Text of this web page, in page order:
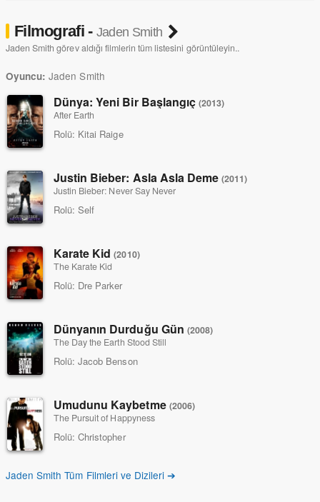
Filmografi - Jaden Smith
Jaden Smith görev aldığı filmlerin tüm listesini görüntüleyin..
Oyuncu: Jaden Smith
Dünya: Yeni Bir Başlangıç (2013)
After Earth
Rolü: Kitai Raige
Justin Bieber: Asla Asla Deme(2011)
Justin Bieber: Never Say Never
Rolü: Self
Karate Kid(2010)
The Karate Kid
Rolü: Dre Parker
Dünyanın Durduğu Gün (2008)
The Day the Earth Stood Still
Rolü: Jacob Benson
Umudunu Kaybetme (2006)
The Pursuit of Happyness
Rolü: Christopher
Jaden Smith Tüm Filmleri ve Dizileri ➔